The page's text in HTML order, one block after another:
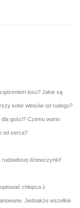
losu? Jakie są
kolor włosów od rudego?
gości? Czemu warto
od serca?
dziewczynki!
chłopca z
Jednakże wszelkie